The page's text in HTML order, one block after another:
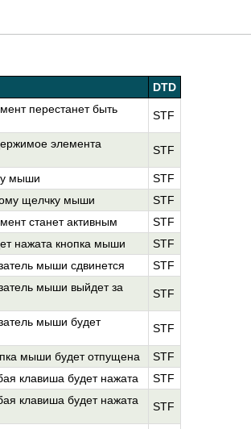
DTD
перестанет быть
STF
элемента
STF
мыши
STF
щелчку мыши
STF
станет активным
STF
нажата кнопка мыши
STF
мыши сдвинется STF
мыши выйдет за
STF
мыши будет
STF
мыши будет отпущена
STF
клавиша будет нажата STF
клавиша будет нажата
STF